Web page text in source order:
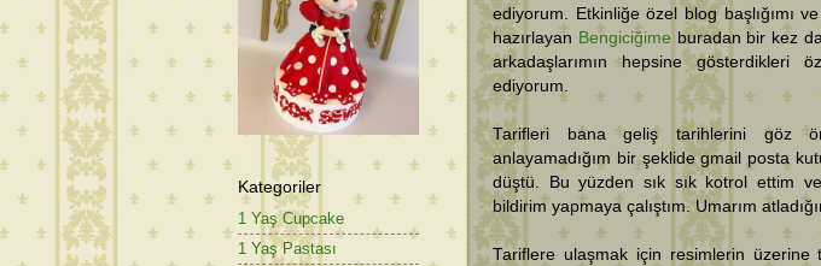
ediyorum. Etkinliğe özel blog başlığımı
hazırlayan Bengiciğime buradan bir kez
arkadaşlarımın hepsine
ediyorum.
Tarifleri bana geliş tarihlerini göz
anlayamadığım bir şeklide gmail posta
düştü. Bu yüzden sık sık kotrol ettim
bildirim yapmaya çalıştım. Umarım
Tariflere ulaşmak için resimlerin üzerine
Kategoriler
1 Yaş Cupcake
1 Yaş Pastası